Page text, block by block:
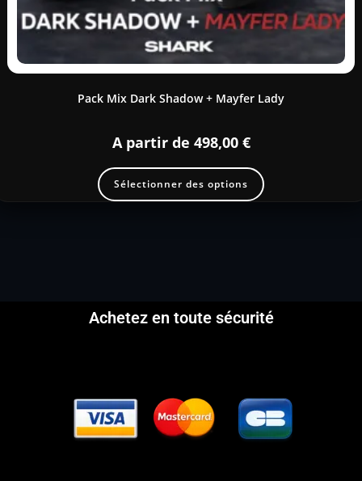
Pack Mix Dark Shadow + Mayfer Lady
A partir de 498,00 €
Sélectionner des options
Achetez en toute sécurité